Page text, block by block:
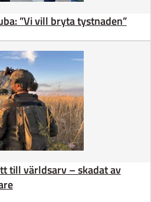
”Vi vill bryta tystnaden”
till världsarv – skadat av